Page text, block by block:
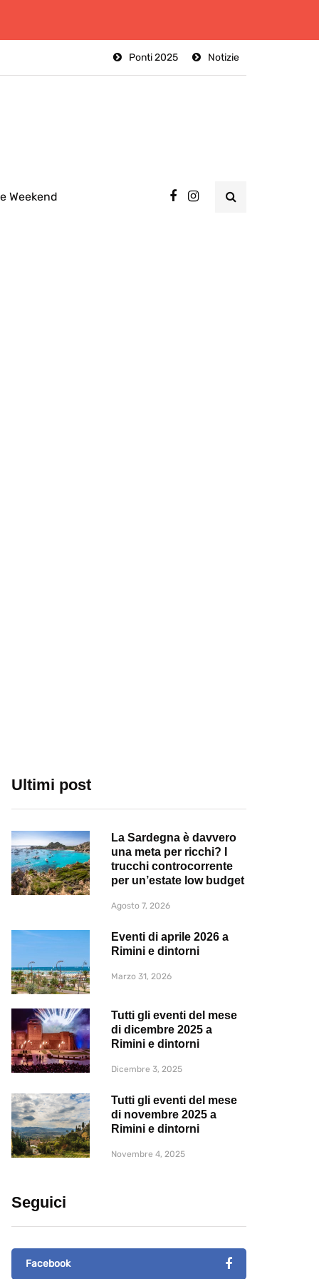
Notizie
Ponti 2025
Weekend
Ultimi post
La Sardegna è davvero
una meta per ricchi? I
trucchi controcorrente
per un’estate low budget
Agosto 7, 2026
Eventi di aprile 2026 a
Rimini e dintorni
Marzo 31, 2026
Tutti gli eventi del mese
di dicembre 2025 a
Rimini e dintorni
Dicembre 3, 2025
Tutti gli eventi del mese
di novembre 2025 a
Rimini e dintorni
Novembre 4, 2025
Seguici
Facebook